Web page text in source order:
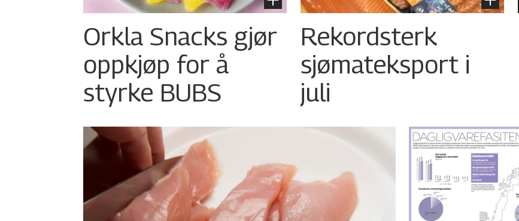
Orkla Snacks gjør
oppkjøp for å
styrke BUBS
Rekordsterk
sjømateksport i
juli